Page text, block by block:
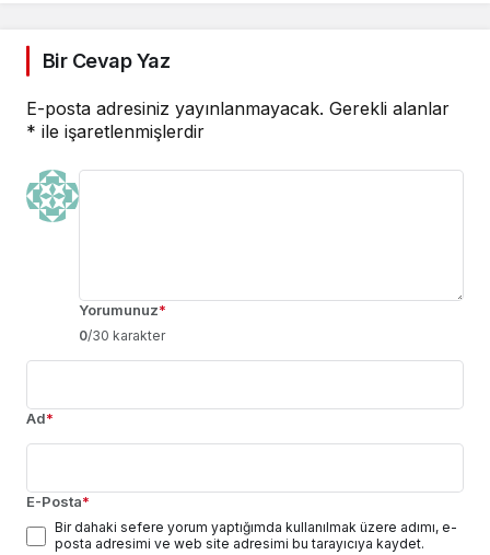
Bir Cevap Yaz
E-posta adresiniz yayınlanmayacak. Gerekli alanlar
* ile işaretlenmişlerdir
Yorumunuz*
0/30 karakter
Ad*
E-Posta*
Bir dahaki sefere yorum yaptığımda kullanılmak üzere adımı, e-
posta adresimi ve web site adresimi bu tarayıcıya kaydet.